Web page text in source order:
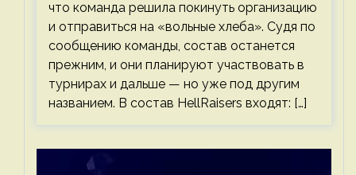
что команда решила покинуть организацию
и отправиться на «вольные хлеба». Судя по
сообщению команды, состав останется
прежним, и они планируют участвовать в
турнирах и дальше — но уже под другим
названием. В состав HellRaisers входят: […]